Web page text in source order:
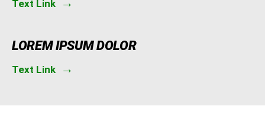
Text Link
LOREM IPSUM DOLOR
Text Link